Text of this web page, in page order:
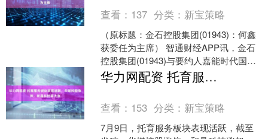
查看： 137 分类： 新宝策略
（原标题：金石控股集团(01943)：何鑫
获委任为主席） 智通财经APP讯，金石
控股集团(01943)与要约人嘉能时代国际
贸易有限公司联合公布，要约人建议提
名何....
华力网配资 托育服务板块表现活跃，华媒控股涨停，和晶科技等大涨
查看： 153 分类： 新宝策略
7月9日，托育服务板块表现活跃，截至